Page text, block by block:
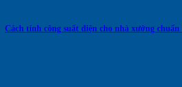
Cách tính công suất điện cho nhà xưởng